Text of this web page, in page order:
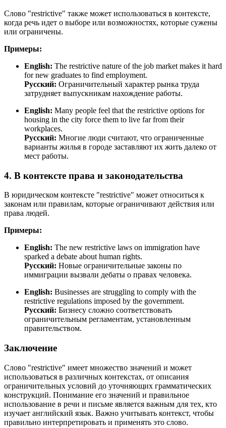
Слово "restrictive" также может использоваться в контексте,
когда речь идет о выборе или возможностях, которые сужены
или ограничены.
Примеры:
English: The restrictive nature of the job market makes it hard
for new graduates to find employment.
Русский: Ограничительный характер рынка труда
затрудняет выпускникам нахождение работы.
English: Many people feel that the restrictive options for
housing in the city force them to live far from their
workplaces.
Русский: Многие люди считают, что ограниченные
варианты жилья в городе заставляют их жить далеко от
мест работы.
4. В контексте права и законодательства
В юридическом контексте "restrictive" может относиться к
законам или правилам, которые ограничивают действия или
права людей.
Примеры:
English: The new restrictive laws on immigration have
sparked a debate about human rights.
Русский: Новые ограничительные законы по
иммиграции вызвали дебаты о правах человека.
English: Businesses are struggling to comply with the
restrictive regulations imposed by the government.
Русский: Бизнесу сложно соответствовать
ограничительным регламентам, установленным
правительством.
Заключение
Слово "restrictive" имеет множество значений и может
использоваться в различных контекстах, от описания
ограничительных условий до уточняющих грамматических
конструкций. Понимание его значений и правильное
использование в речи и письме является важным для тех, кто
изучает английский язык. Важно учитывать контекст, чтобы
правильно интерпретировать и применять это слово.